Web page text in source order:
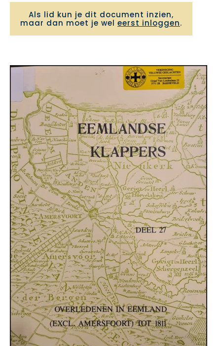
Als lid kun je dit document inzien,
maar dan moet je wel eerst inloggen.